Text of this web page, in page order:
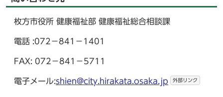
枚方市役所 健康福祉部 健康福祉総合相談課
電話 :072－841－1401
FAX: 072－841－5711
電子メール:shien@city.hirakata.osaka.jp 外部リンク